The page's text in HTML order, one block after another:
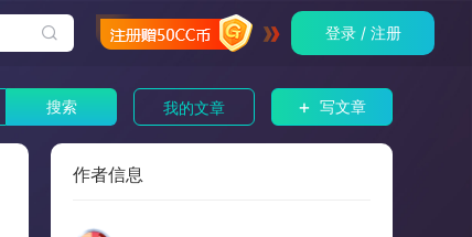
登录 / 注册
搜索 我的文章 + 写文章
作者信息